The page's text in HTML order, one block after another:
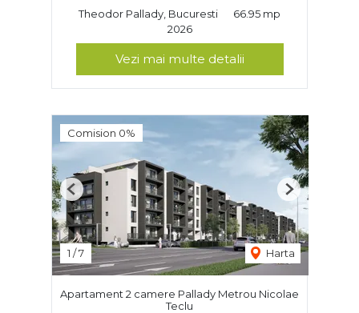
Theodor Pallady, Bucuresti
66.95 mp
2026
Vezi mai multe detalii
Comision 0%
1 /7 Harta
Previous Next
Apartament 2 camere Pallady Metrou Nicolae
Teclu